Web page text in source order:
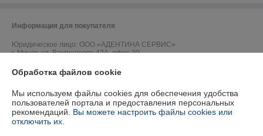
Информация для покупателя
Юридическое лицо: ООО «АДЕНТИНА СЕРВИС»
г. Минск, ул. Ваупшасова 42А, офис 30
Регистрационный номер ЕГР: 191157902
УНП: 191157902
Регистрационный орган: Горисполком
Обработка файлов cookie
Мы используем файлы cookies для обеспечения удобства
пользователей портала и предоставления персональных
рекомендаций. Вы можете настроить файлы cookies или
отключить их.